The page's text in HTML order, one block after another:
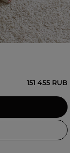
151 455 RUB